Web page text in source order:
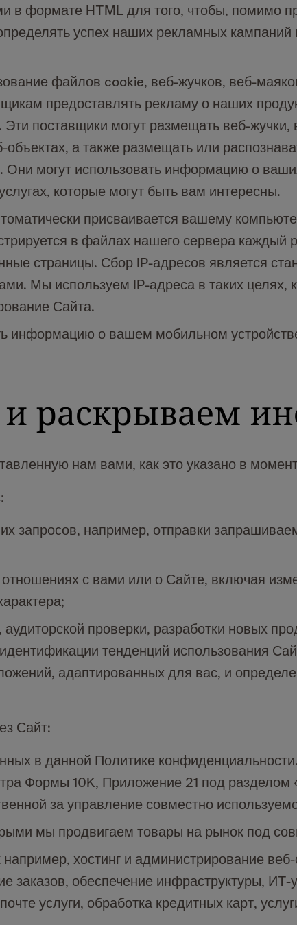
формате HTML для того, чтобы, помимо
успех наших рекламных кампаний
файлов cookie, веб-жучков, веб-
предоставлять рекламу о наших
поставщики могут размещать веб-
а также размещать или
могут использовать информацию о
которые могут быть вам интересны.
присваивается вашему
в файлах нашего сервера каждый
страницы. Сбор IP-адресов является
Мы используем IP-адреса в таких целях,
Сайта.
о вашем мобильном
раскрываем
нам вами, как это указано в
запросов, например, отправки
с вами или о Сайте, включая
проверки, разработки новых
тенденций использования
адаптированных для вас, и
Сайт:
в данной Политике
Формы 10K, Приложение 21 под
за управление совместно
мы продвигаем товары на рынок под
хостинг и администрирование
заказов, обеспечение инфраструктуры, ИТ-
услуги, обработка кредитных карт,